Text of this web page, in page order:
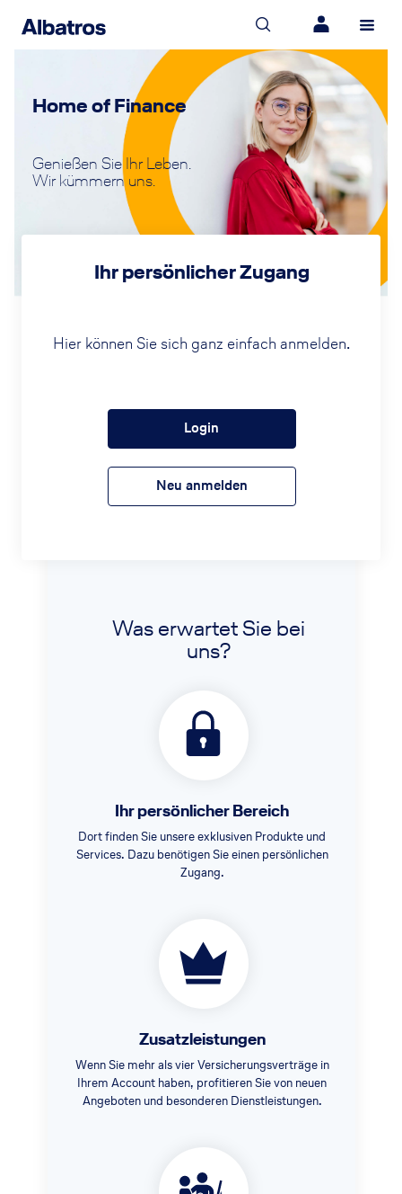
Home of Finance
Genießen Sie Ihr Leben.
Wir kümmern uns.
Ihr persönlicher Zugang
Hier können Sie sich ganz einfach anmelden.
Login
Neu anmelden
Was erwartet Sie bei
uns?
Ihr persönlicher Bereich
Dort finden Sie unsere exklusiven Produkte und
Services. Dazu benötigen Sie einen persönlichen
Zugang.
Zusatzleistungen
Wenn Sie mehr als vier Versicherungsverträge in
Ihrem Account haben, profitieren Sie von neuen
Angeboten und besonderen Dienstleistungen.